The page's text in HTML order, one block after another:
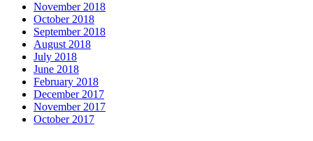
November 2018
October 2018
September 2018
August 2018
July 2018
June 2018
February 2018
December 2017
November 2017
October 2017